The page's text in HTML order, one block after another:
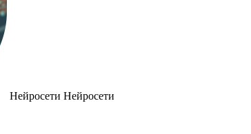
Нейросети Нейросети